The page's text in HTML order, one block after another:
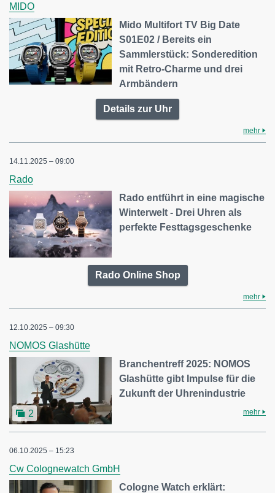
MIDO
Mido Multifort TV Big Date
S01E02 / Bereits ein
Sammlerstück: Sonderedition
mit Retro-Charme und drei
Armbändern
Details zur Uhr
mehr
14.11.2025 – 09:00
Rado
Rado entführt in eine magische
Winterwelt - Drei Uhren als
perfekte Festtagsgeschenke
Rado Online Shop
mehr
12.10.2025 – 09:30
NOMOS Glashütte
2
Branchentreff 2025: NOMOS
Glashütte gibt Impulse für die
Zukunft der Uhrenindustrie
mehr
06.10.2025 – 15:23
Cw Colognewatch GmbH
Cologne Watch erklärt: